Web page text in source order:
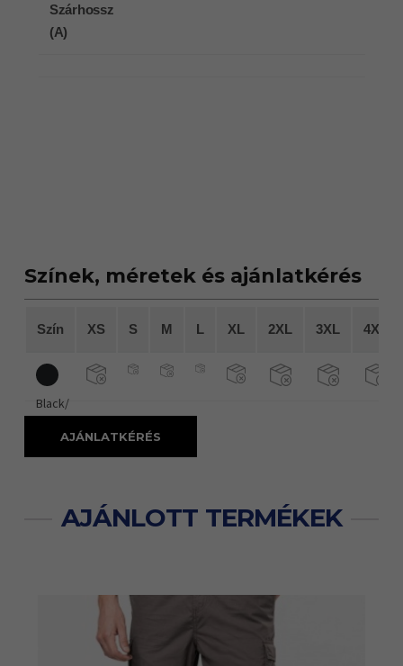
Szárhossz
(A)
Színek, méretek és ajánlatkérés
Szín XS S M L XL 2XL 3XL 4XL
Black/
AJÁNLATKÉRÉS
AJÁNLOTT TERMÉKEK